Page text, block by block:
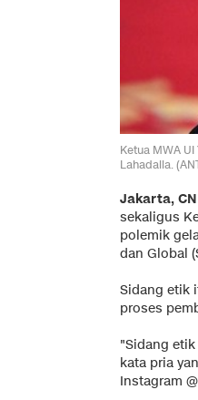
Ketua MWA
Lahadalia.
Jakarta,
sekaligus
polemik
dan Global
Sidang etik
proses
"Sidang
kata pria
Instagram